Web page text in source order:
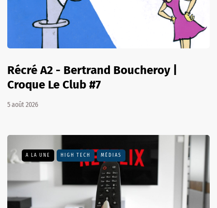
Récré A2 - Bertrand Boucheroy |
Croque Le Club #7
5 août 2026
A LA UNE HIGH TECH MÉDIAS